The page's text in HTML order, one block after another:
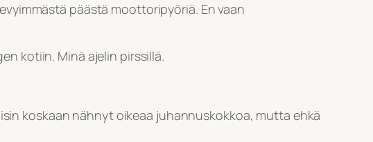
päästä moottoripyöriä. En vaan
kotiin. Minä ajelin pirssillä.
koskaan nähnyt oikeaa juhannuskokkoa, mutta ehkä